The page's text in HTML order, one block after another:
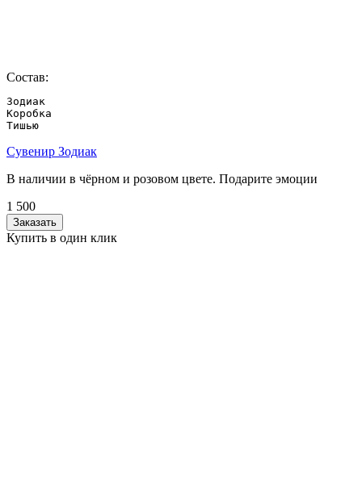
Состав:
Зодиак
Коробка
Тишью
Сувенир Зодиак
В наличии в чёрном и розовом цвете. Подарите эмоции
1 500
Заказать
Купить в один клик